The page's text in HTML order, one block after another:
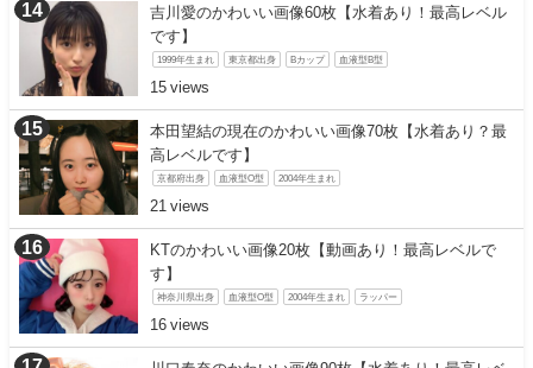
吉川愛のかわいい画像60枚【水着あり！最高レベル
です】
1999年生まれ 東京都出身 Bカップ 血液型B型
15
本田望結の現在のかわいい画像70枚【水着あり？最
高レベルです】
京都府出身 血液型O型 2004年生まれ
21
KTのかわいい画像20枚【動画あり！最高レベルで
す】
神奈川県出身 血液型O型 2004年生まれ ラッパー
16